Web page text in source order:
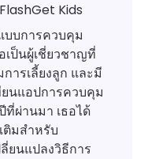
Kids
บบการควบคุม
เป็นผู้เชี่ยวชาญที่
ารเลี้ยงลูก และมี
นแอปการควบคุม
ที่ผ่านมา เธอได้
ติมสำหรับ
ยนแปลงวิธีการ